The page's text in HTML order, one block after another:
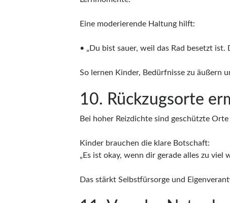
Eine moderierende Haltung hilft:
• „Du bist sauer, weil das Rad besetzt
So lernen Kinder, Bedürfnisse zu äußern
10. Rückzugsorte
Bei hoher Reizdichte sind geschützte
Kinder brauchen die klare Botschaft:
„Es ist okay, wenn dir gerade alles zu viel
Das stärkt Selbstfürsorge und